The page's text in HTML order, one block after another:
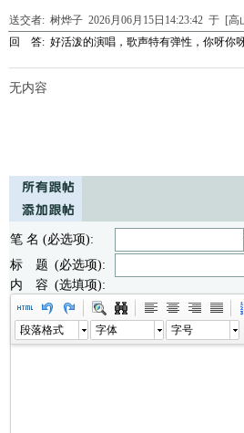
送交者: 树烨子 2026月06月15日14:23:42 于 [高
回 答: 好活泼的演唱，歌声特有弹性，你呀你
无内容
笔 名 (必选项):
标 题 (必选项):
内 容 (选填项):
段落格式 字体 字号